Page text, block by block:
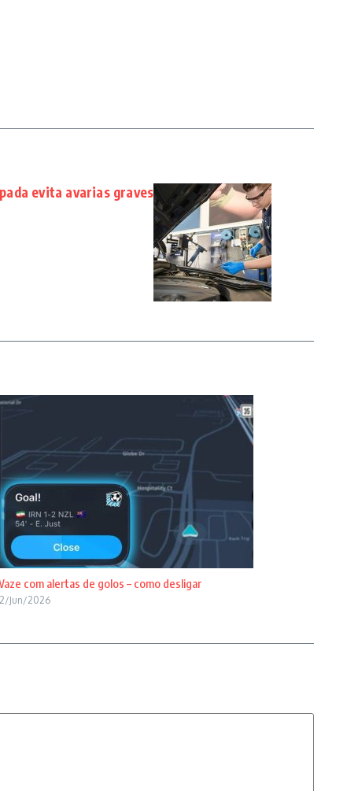
evita avarias graves
com alertas de golos – como desligar
Jun/2026